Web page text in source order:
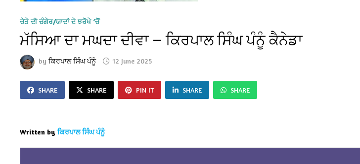
ਚੇਤੇ ਦੀ ਚੰਗੇਰ/ਯਾਦਾਂ ਦੇ ਝਰੋਖੇ ‘ਚੋਂ
ਮੱਸਿਆ ਦਾ ਮਘਦਾ ਦੀਵਾ — ਕਿਰਪਾਲ ਸਿੰਘ ਪੰਨੂੰ ਕੈਨੇਡਾ
byਕਿਰਪਾਲ ਸਿੰਘ ਪੰਨੂੰ 12 June 2025
SHARE SHARE PIN IT SHARE SHARE
Written by ਕਿਰਪਾਲ ਸਿੰਘ ਪੰਨੂੰ